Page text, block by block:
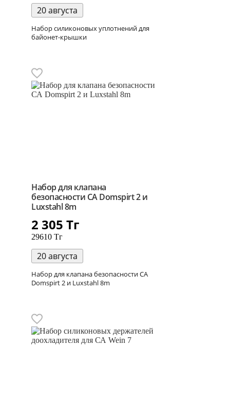
20 августа
Набор силиконовых уплотнений для
байонет-крышки
Набор для клапана
безопасности СА Domspirt 2 и
Luxstahl 8m
2 305 Тг
29610 Тг
20 августа
Набор для клапана безопасности СА
Domspirt 2 и Luxstahl 8m